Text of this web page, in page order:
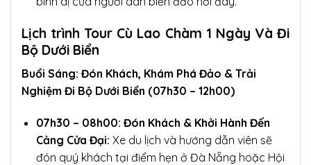
Lịch trình Tour Cù Lao Chàm 1 Ngày Và Đi
Bộ Dưới Biển
Buổi Sáng: Đón Khách, Khám Phá Đảo & Trải
Nghiệm Đi Bộ Dưới Biển (07h30 – 12h00)
07h30 – 08h00: Đón Khách & Khởi Hành Đến
Cảng Cửa Đại: Xe du lịch và hướng dẫn viên sẽ
đón quý khách tại điểm hẹn ở Đà Nẵng hoặc Hội